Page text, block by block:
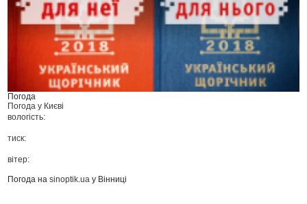
Погода
Погода у Києві
вологість:
тиск:
вітер:
Погода наsinoptik.ua у Вінниці